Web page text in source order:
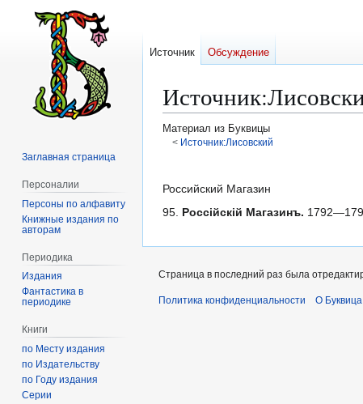
Источник:
Материал из Буквицы
< Источник:Лисовский
к
навигации
к
поиску
Российский Магазин
95. Россійскій Магазинъ.
Источник Обсуждение
Заглавная страница
Персоналии
Персоны по алфавиту
Книжные издания по
авторам
Периодика
Издания
Фантастика в
периодике
Книги
по Месту издания
по Издательству
по Году издания
Серии
Страница в последний раз была
Политика конфиденциальности О Буквица